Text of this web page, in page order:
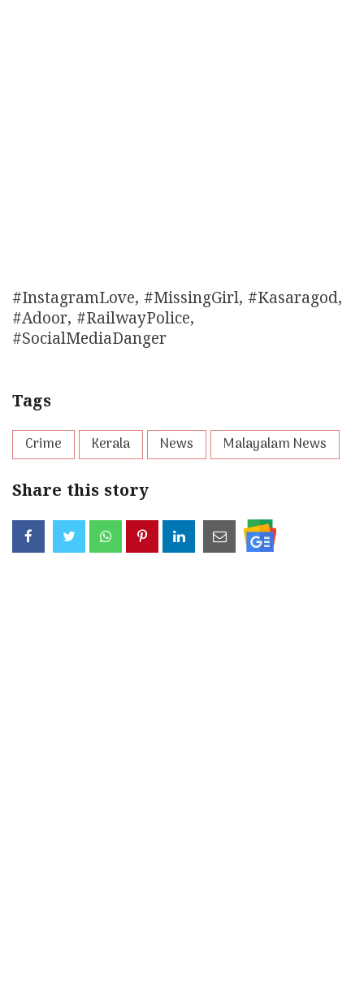
#InstagramLove, #MissingGirl, #Kasaragod,
#Adoor, #RailwayPolice,
#SocialMediaDanger
Tags
Crime Kerala News Malayalam News
Share this story